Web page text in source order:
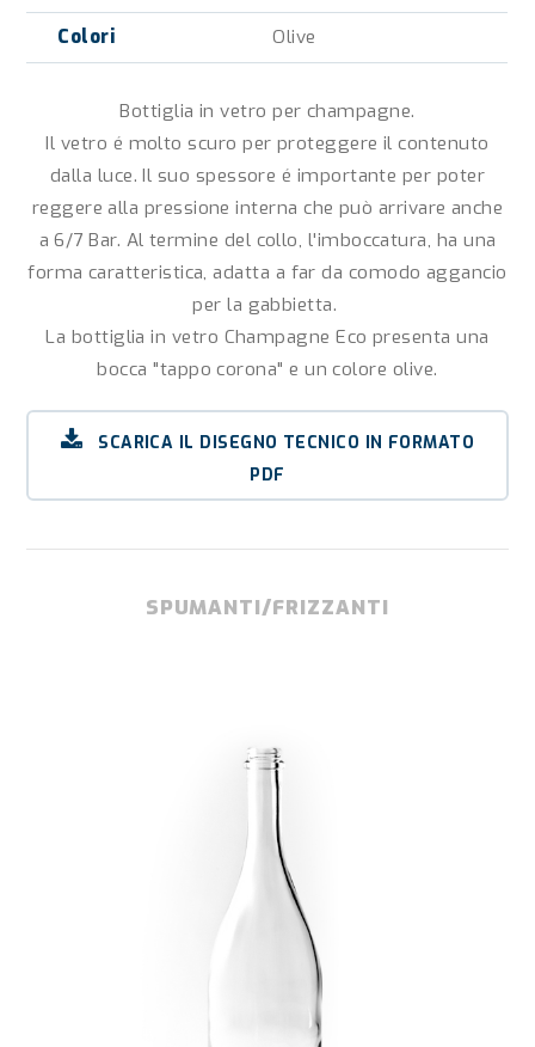
Colori Olive
Bottiglia in vetro per champagne.
Il vetro é molto scuro per proteggere il contenuto
dalla luce. Il suo spessore é importante per poter
reggere alla pressione interna che può arrivare anche
a 6/7 Bar. Al termine del collo, l'imboccatura, ha una
forma caratteristica, adatta a far da comodo aggancio
per la gabbietta.
La bottiglia in vetro Champagne Eco presenta una
bocca "tappo corona" e un colore olive.
SCARICA IL DISEGNO TECNICO IN FORMATO
PDF
SPUMANTI/FRIZZANTI